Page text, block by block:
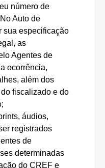
número de
Auto de
sua especificação
as
Agentes de
ocorrência,
além dos
fiscalizado e do
áudios,
registrados
de
determinadas
do CREF e